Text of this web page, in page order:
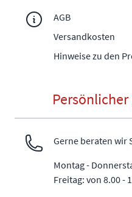
AGB
Versandkosten
Hinweise zu den
Gerne beraten wir
Montag -
Freitag: von 8.00 -